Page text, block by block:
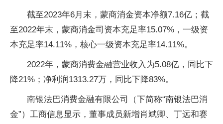
截至2023年6月末，蒙商消金资本净额7.16亿；截
至2022年末，蒙商消金司资本充足率15.07%，一级资
本充足率14.11%，核心一级资本充足率14.11%。
2022年，蒙商消费金融营业收入为5.08亿，同比下
降21%；净利润1313.27万，同比下降83%。
南银法巴消费金融有限公司（下简称“南银法巴消
金”）工商信息显示，董事成员新增肖斌卿、丁远和赛